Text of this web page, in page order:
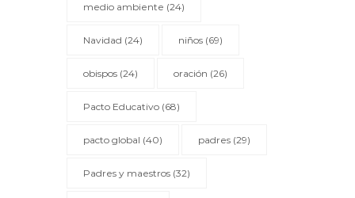
medio ambiente (24)
Navidad (24) niños (69)
obispos (24) oración (26)
Pacto Educativo (68)
pacto global (40) padres (29)
Padres y maestros (32)